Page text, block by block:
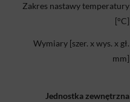
Zakres nastawy temperatury
[°C]
Wymiary [szer. x wys. x gł.
mm]
Jednostka zewnętrzna